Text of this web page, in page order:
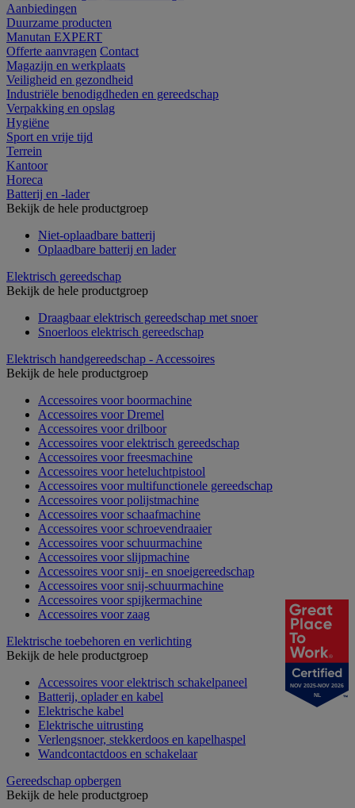
Aanbiedingen
Duurzame producten
Manutan EXPERT
Offerte aanvragen Contact
Magazijn en werkplaats
Veiligheid en gezondheid
Industriële benodigdheden en gereedschap
Verpakking en opslag
Hygiëne
Sport en vrije tijd
Terrein
Kantoor
Horeca
Batterij en -lader
Bekijk de hele productgroep
Niet-oplaadbare batterij
Oplaadbare batterij en lader
Elektrisch gereedschap
Bekijk de hele productgroep
Draagbaar elektrisch gereedschap met snoer
Snoerloos elektrisch gereedschap
Elektrisch handgereedschap - Accessoires
Bekijk de hele productgroep
Accessoires voor boormachine
Accessoires voor Dremel
Accessoires voor drilboor
Accessoires voor elektrisch gereedschap
Accessoires voor freesmachine
Accessoires voor heteluchtpistool
Accessoires voor multifunctionele gereedschap
Accessoires voor polijstmachine
Accessoires voor schaafmachine
Accessoires voor schroevendraaier
Accessoires voor schuurmachine
Accessoires voor slijpmachine
Accessoires voor snij- en snoeigereedschap
Accessoires voor snij-schuurmachine
Accessoires voor spijkermachine
Accessoires voor zaag
Elektrische toebehoren en verlichting
Bekijk de hele productgroep
Accessoires voor elektrisch schakelpaneel
Batterij, oplader en kabel
Elektrische kabel
Elektrische uitrusting
Verlengsnoer, stekkerdoos en kapelhaspel
Wandcontactdoos en schakelaar
Gereedschap opbergen
Bekijk de hele productgroep
NOV 2025-NOV 2026
NL